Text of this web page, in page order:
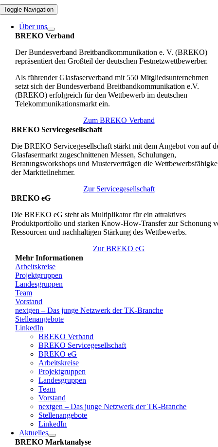
Toggle Navigation
Über uns
BREKO Verband
Der Bundesverband Breitbandkommunikation e. V. (BREKO)
repräsentiert den Großteil der deutschen Festnetzwettbewerber.
Als führender Glasfaserverband mit 550 Mitgliedsunternehmen
setzt sich der Bundesverband Breitbandkommunikation e.V.
(BREKO) erfolgreich für den Wettbewerb im deutschen
Telekommunikationsmarkt ein.
Zum BREKO Verband
BREKO Servicegesellschaft
Die BREKO Servicegesellschaft stärkt mit dem Angebot von auf
Glasfasermarkt zugeschnittenen Messen, Schulungen,
Beratungsworkshops und Musterverträgen die
der Marktteilnehmer.
Zur Servicegesellschaft
BREKO eG
Die BREKO eG steht als Multiplikator für ein attraktives
Produktportfolio und starken Know-How-Transfer zur Schonung
Ressourcen und nachhaltigen Stärkung des Wettbewerbs.
Zur BREKO eG
Mehr Informationen
Arbeitskreise
Projektgruppen
Landesgruppen
Team
Vorstand
nextgen – Das junge Netzwerk der TK-Branche
Stellenangebote
LinkedIn
BREKO Verband
BREKO Servicegesellschaft
BREKO eG
Arbeitskreise
Projektgruppen
Landesgruppen
Team
Vorstand
nextgen – Das junge Netzwerk der TK-Branche
Stellenangebote
LinkedIn
Aktuelles
BREKO Marktanalyse